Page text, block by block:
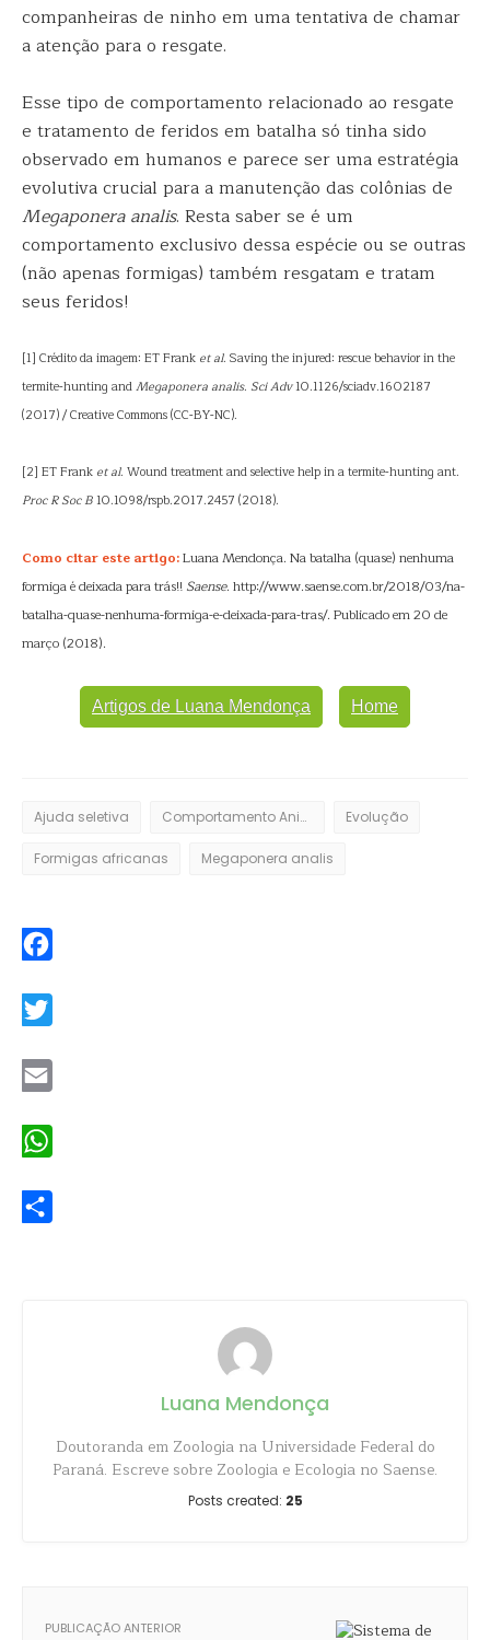
companheiras de ninho em uma tentativa de chamar
a atenção para o resgate.
Esse tipo de comportamento relacionado ao resgate
e tratamento de feridos em batalha só tinha sido
observado em humanos e parece ser uma estratégia
evolutiva crucial para a manutenção das colônias de
Megaponera analis. Resta saber se é um
comportamento exclusivo dessa espécie ou se outras
(não apenas formigas) também resgatam e tratam
seus feridos!
[1] Crédito da imagem: ET Frank et al. Saving the injured: rescue behavior in the
termite-hunting andMegaponera analis. Sci Adv10.1126/sciadv.1602187
(2017) / Creative Commons (CC-BY-NC).
[2] ET Frank et al. Wound treatment and selective help in a termite-hunting ant.
Proc R Soc B10.1098/rspb.2017.2457 (2018).
Como citar este artigo:Luana Mendonça. Na batalha (quase) nenhuma
formiga é deixada para trás!! Saense. http://www.saense.com.br/2018/03/na-
batalha-quase-nenhuma-formiga-e-deixada-para-tras/. Publicado em 20 de
março (2018).
Artigos de Luana Mendonça Home
Ajuda seletiva Comportamento Animal Evolução
Formigas africanas Megaponera analis
Luana Mendonça
Doutoranda em Zoologia na Universidade Federal do
Paraná. Escreve sobre Zoologia e Ecologia no Saense.
Posts created: 25
PUBLICAÇÃO ANTERIOR